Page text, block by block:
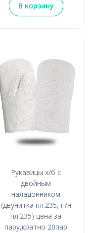
В корзину
Рукавицы х/б с
двойным
наладонником
(двунитка пл.235, п/н
пл.235) цена за
пару,кратно 20пар